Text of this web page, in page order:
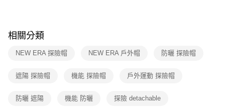
※ 交易是否成功請以「AFTEE先享後付 」之結帳頁面顯示為準，若有關於
是否繳費成功／繳費後需取消欲退款等相關疑問，請聯繫「AFTEE先享後付
客戶支援中心」https://netprotections.freshdesk.com/support/home
１．透過由恩沛科技股份有限公司提供之「AFTEE先享後付」服務完成之交
權轉讓予恩沛科技股份有限公司。
相關分類
NEW ERA 探險帽 NEW ERA 戶外帽 防曬 探險帽
遮陽 探險帽 機能 探險帽 戶外運動 探險帽
防曬 遮陽 機能 防曬 探險 detachable